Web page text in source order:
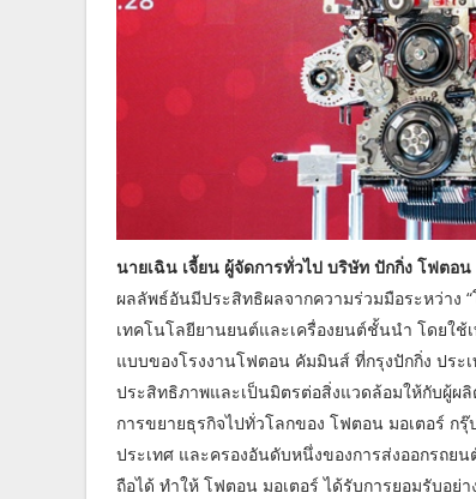
นายเฉิน เจี้ยน ผู้จัดการทั่วไป บริษัท ปักกิ่ง โฟตอ
ผลลัพธ์อันมีประสิทธิผลจากความร่วมมือระหว่าง
เทคโนโลยียานยนต์และเครื่องยนต์ชั้นนำ โดยใช้
แบบของโรงงานโฟตอน คัมมินส์ ที่กรุงปักกิ่ง ปร
ประสิทธิภาพและเป็นมิตรต่อสิ่งแวดล้อมให้กับผู้ผ
การขยายธุรกิจไปทั่วโลกของ โฟตอน มอเตอร์ ก
ประเทศ และครองอันดับหนึ่งของการส่งออกรถย
ถือได้ ทำให้ โฟตอน มอเตอร์ ได้รับการยอมรับอย่